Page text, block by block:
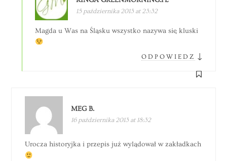
15 października 2013 at 23:32
Magda u Was na Śląsku wszystko nazywa się kluski
ODPOWIEDZ ↓
MEG B.
16 października 2013 at 18:32
Urocza historyjka i przepis już wylądował w zakładkach